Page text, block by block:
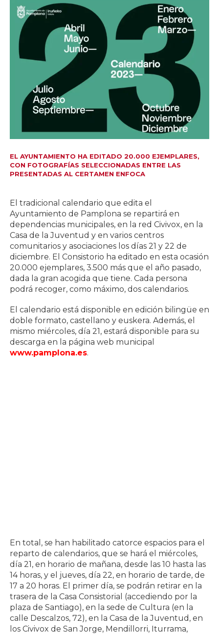
EL AYUNTAMIENTO HA EDITADO 20.000 EJEMPLARES,
CON FOTOGRAFÍAS SELECCIONADAS ENTRE LAS
PRESENTADAS AL CERTAMEN ENFOCA
El tradicional calendario que edita el
Ayuntamiento de Pamplona se repartirá en
dependencias municipales, en la red Civivox, en la
Casa de la Juventud y en varios centros
comunitarios y asociaciones los días 21 y 22 de
diciembre. El Consistorio ha editado en esta ocasión
20.000 ejemplares, 3.500 más que el año pasado,
dada la gran acogida que tiene. Cada persona
podrá recoger, como máximo, dos calendarios.
El calendario está disponible en edición bilingüe en
doble formato, castellano y euskera. Además, el
mismo miércoles, día 21, estará disponible para su
descarga en la página web municipal
www.pamplona.es.
En total, se han habilitado catorce espacios para el
reparto de calendarios, que se hará el miércoles,
día 21, en horario de mañana, desde las 10 hasta las
14 horas, y el jueves, día 22, en horario de tarde, de
17 a 20 horas. El primer día, se podrán retirar en la
trasera de la Casa Consistorial (accediendo por la
plaza de Santiago), en la sede de Cultura (en la
calle Descalzos, 72), en la Casa de la Juventud, en
los Civivox de San Jorge, Mendillorri, Iturrama,